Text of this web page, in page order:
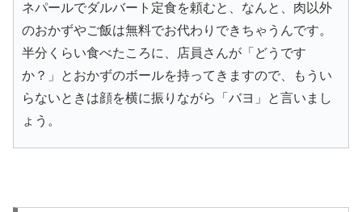
ネパールでダルバート定食を頼むと、なんと、肉以外
のおかずやご飯は無料でお代わりできちゃうんです。
半分くらい食べたころに、店員さんが「どうです
か？」とおかずのボールを持ってきますので、もうい
らないときは顔を横に振りながら「バヨ」と言いまし
ょう。